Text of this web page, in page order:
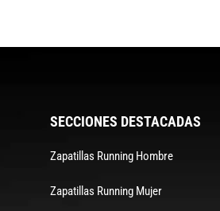
SECCIONES DESTACADAS
Zapatillas Running Hombre
Zapatillas Running Mujer